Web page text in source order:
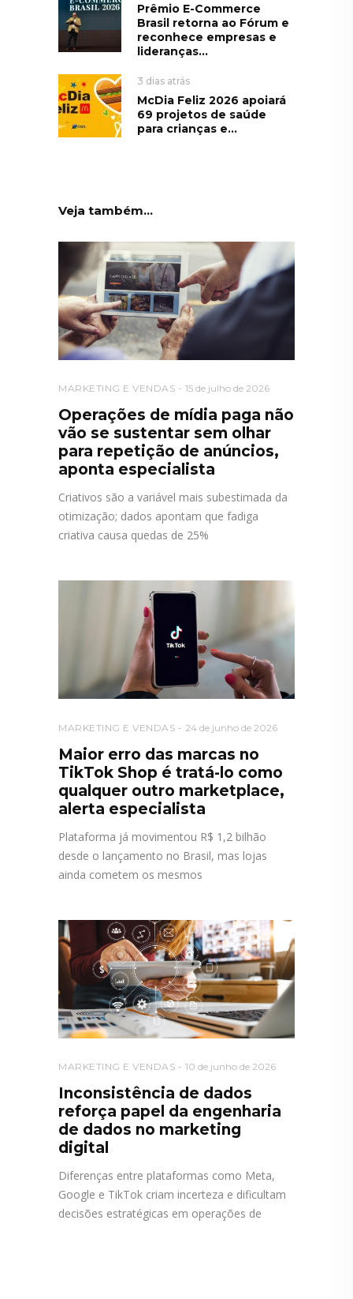
Prêmio E-Commerce
Brasil retorna ao Fórum e
reconhece empresas e
lideranças...
3 dias atrás
McDia Feliz 2026 apoiará
69 projetos de saúde
para crianças e...
Veja também...
MARKETING E VENDAS 15 de julho de 2026
Operações de mídia paga não
vão se sustentar sem olhar
para repetição de anúncios,
aponta especialista
Criativos são a variável mais subestimada da
otimização; dados apontam que fadiga
criativa causa quedas de 25%
MARKETING E VENDAS 24 de junho de 2026
Maior erro das marcas no
TikTok Shop é tratá-lo como
qualquer outro marketplace,
alerta especialista
Plataforma já movimentou R$ 1,2 bilhão
desde o lançamento no Brasil, mas lojas
ainda cometem os mesmos
MARKETING E VENDAS 10 de junho de 2026
Inconsistência de dados
reforça papel da engenharia
de dados no marketing
digital
Diferenças entre plataformas como Meta,
Google e TikTok criam incerteza e dificultam
decisões estratégicas em operações de